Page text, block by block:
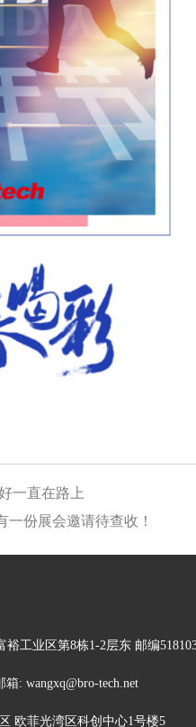
一直在路上
一份展会邀请待查收！
工业区第8栋1-2层东 邮编
: wangxq@bro-tech.net
欧菲光湾区科创中心1号楼5